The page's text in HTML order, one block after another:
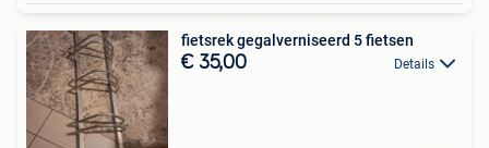
fietsrek gegalverniseerd 5 fietsen
€ 35,00 Details